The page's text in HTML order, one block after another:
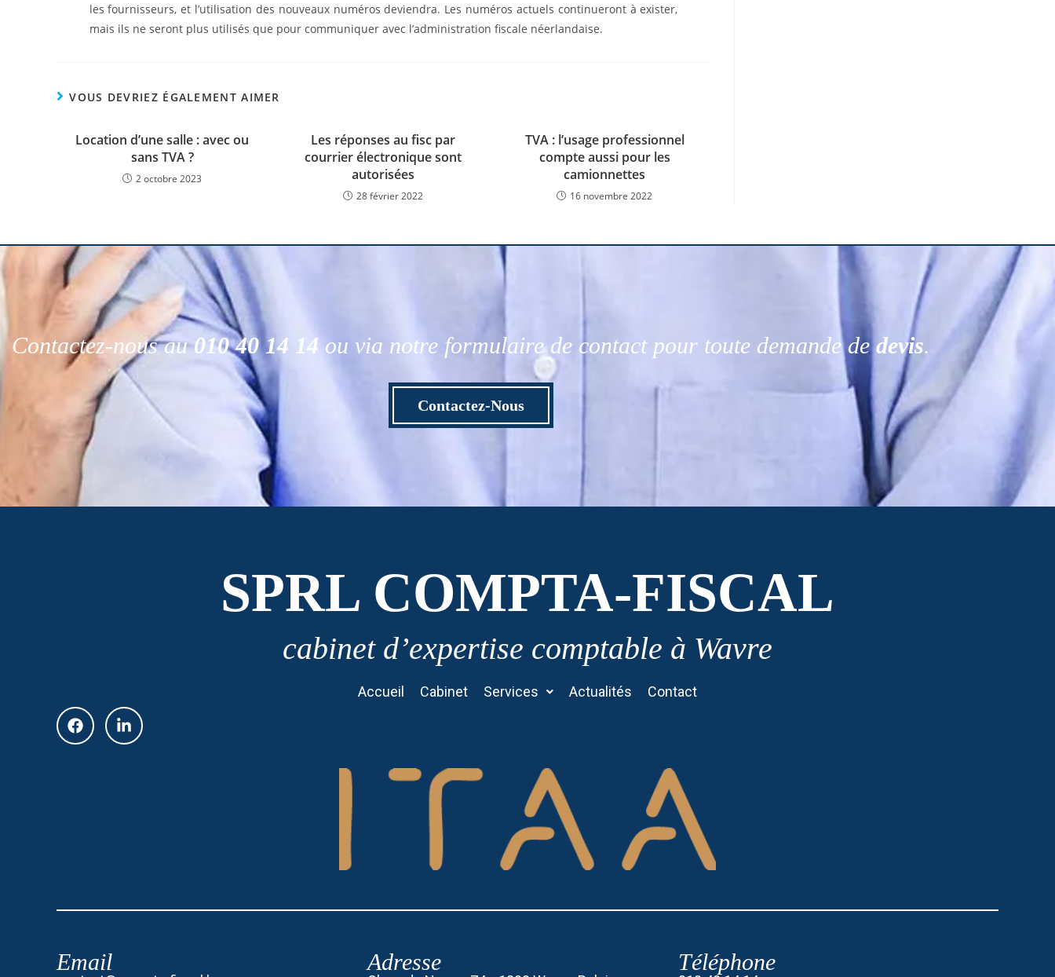
les fournisseurs, et l’utilisation des nouveaux numéros deviendra. Les numéros actuels continueront à exister,
mais ils ne seront plus utilisés que pour communiquer avec l’administration fiscale néerlandaise.
VOUS DEVRIEZ ÉGALEMENT AIMER
Location d’une salle : avec ou
sans TVA ?
2 octobre 2023
Les réponses au fisc par
courrier électronique sont
autorisées
28 février 2022
TVA : l’usage professionnel
compte aussi pour les
camionnettes
16 novembre 2022
Contactez-nous au010 40 14 14 ou via notre formulaire de contact pour toute demande dedevis.
Contactez-Nous
SPRL COMPTA-FISCAL
cabinet d’expertise comptable à Wavre
Accueil Cabinet Services Actualités Contact
Email Adresse Téléphone